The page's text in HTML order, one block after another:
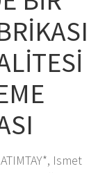
Ismet